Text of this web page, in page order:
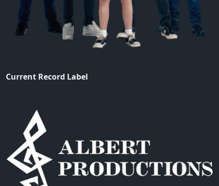
Current Record Label